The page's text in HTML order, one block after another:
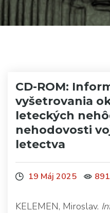
CD-ROM:
vyšetrovania
leteckých
nehodovosti
letectva
19 Máj 2025 891
KELEMEN, Miroslav.